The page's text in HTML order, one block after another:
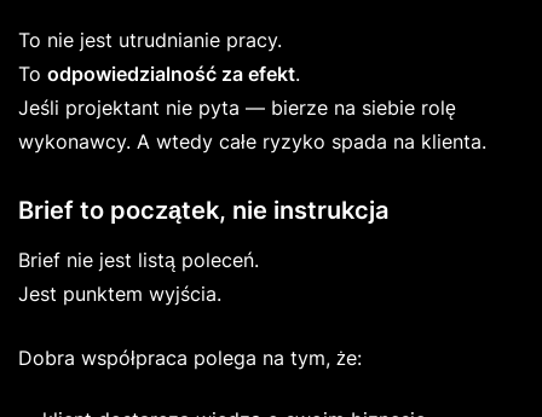
To nie jest utrudnianie pracy.
To odpowiedzialność za efekt.
Jeśli projektant nie pyta — bierze na siebie rolę
wykonawcy. A wtedy całe ryzyko spada na klienta.
Brief to początek, nie instrukcja
Brief nie jest listą poleceń.
Jest punktem wyjścia.
Dobra współpraca polega na tym, że: